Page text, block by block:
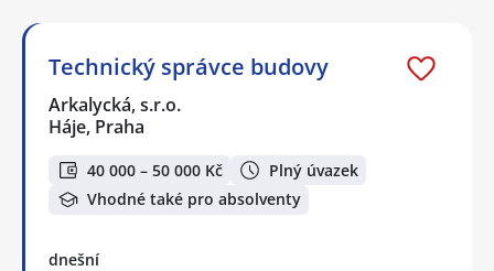
Technický správce budovy
Arkalycká, s.r.o.
Háje, Praha
40 000 – 50 000 Kč
Plný úvazek
Vhodné také pro absolventy
dnešní